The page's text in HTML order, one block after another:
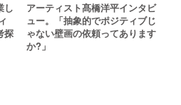
し
探
アーティスト髙橋洋平インタビ
ュー。「抽象的でポジティブじ
ゃない壁画の依頼ってあります
か?」